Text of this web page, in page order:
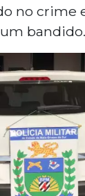
no crime
bandido.